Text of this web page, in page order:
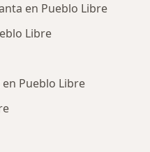
en Pueblo Libre
Libre
Pueblo Libre